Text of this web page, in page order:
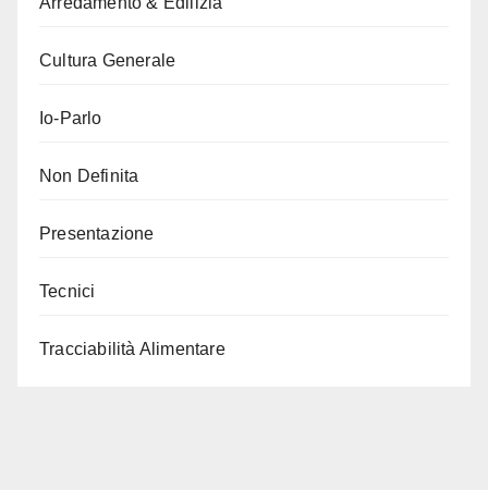
Cultura Generale
Io-Parlo
Non Definita
Presentazione
Tecnici
Tracciabilità Alimentare